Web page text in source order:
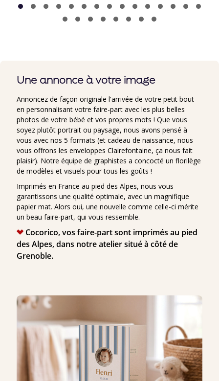
Une annonce à votre image
Annoncez de façon originale l'arrivée de votre petit bout
en personnalisant votre faire-part avec les plus belles
photos de votre bébé et vos propres mots ! Que vous
soyez plutôt portrait ou paysage, nous avons pensé à
vous avec nos 5 formats (et cadeau de naissance, nous
vous offrons les enveloppes Clairefontaine, ça nous fait
plaisir). Notre équipe de graphistes a concocté un florilège
de modèles et visuels pour tous les goûts !
Imprimés en France au pied des Alpes, nous vous
garantissons une qualité optimale, avec un magnifique
papier mat. Alors oui, une nouvelle comme celle-ci mérite
un beau faire-part, qui vous ressemble.
Cocorico, vos faire-part sont imprimés au pied
des Alpes, dans notre atelier situé à côté de
Grenoble.